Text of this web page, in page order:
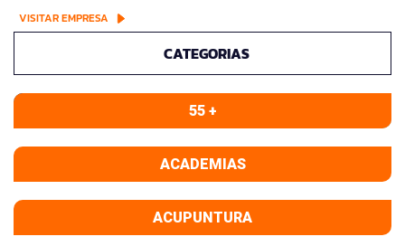
VISITAR EMPRESA
CATEGORIAS
55 +
ACADEMIAS
ACUPUNTURA